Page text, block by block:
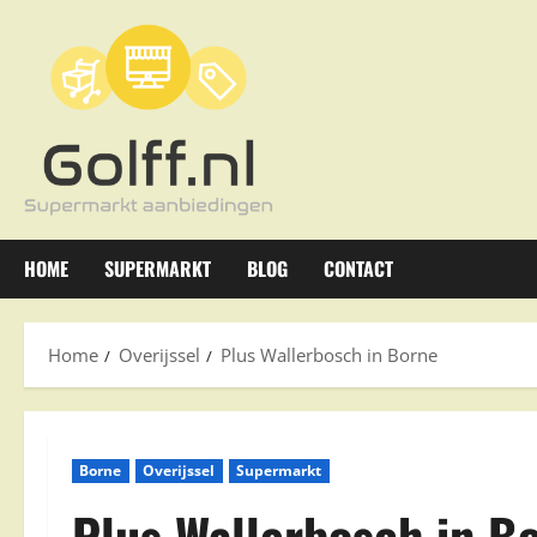
inhoud
HOME SUPERMARKT BLOG CONTACT
Home Overijssel Plus Wallerbosch in Borne
Borne Overijssel Supermarkt